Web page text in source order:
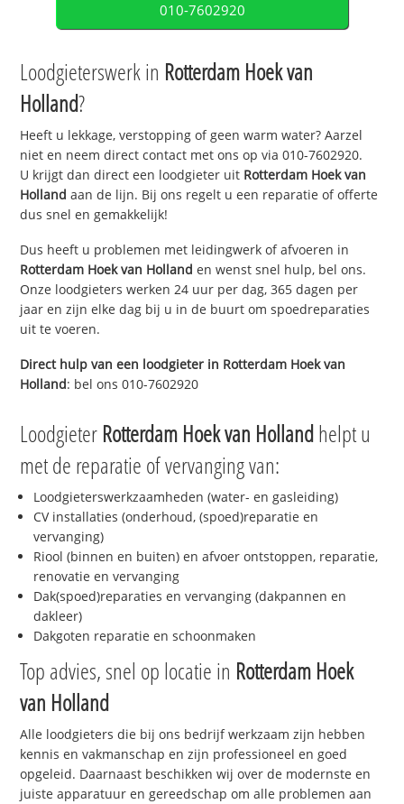
010-7602920
Loodgieterswerk in Rotterdam Hoek van
Holland?
Heeft u lekkage, verstopping of geen warm water? Aarzel
niet en neem direct contact met ons op via 010-7602920.
U krijgt dan direct een loodgieter uit Rotterdam Hoek van
Holland aan de lijn. Bij ons regelt u een reparatie of offerte
dus snel en gemakkelijk!
Dus heeft u problemen met leidingwerk of afvoeren in
Rotterdam Hoek van Holland en wenst snel hulp, bel ons.
Onze loodgieters werken 24 uur per dag, 365 dagen per
jaar en zijn elke dag bij u in de buurt om spoedreparaties
uit te voeren.
Direct hulp van een loodgieter in Rotterdam Hoek van
Holland: bel ons 010-7602920
Loodgieter Rotterdam Hoek van Hollandhelpt u
met de reparatie of vervanging van:
Loodgieterswerkzaamheden (water- en gasleiding)
CV installaties (onderhoud, (spoed)reparatie en
vervanging)
Riool (binnen en buiten) en afvoer ontstoppen, reparatie,
renovatie en vervanging
Dak(spoed)reparaties en vervanging (dakpannen en
dakleer)
Dakgoten reparatie en schoonmaken
Top advies, snel op locatie in Rotterdam Hoek
van Holland
Alle loodgieters die bij ons bedrijf werkzaam zijn hebben
kennis en vakmanschap en zijn professioneel en goed
opgeleid. Daarnaast beschikken wij over de modernste en
juiste apparatuur en gereedschap om alle problemen aan